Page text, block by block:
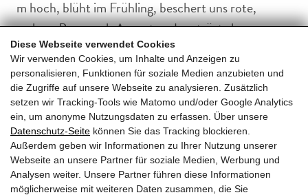
Diese Webseite verwendet Cookies
Wir verwenden Cookies, um Inhalte und Anzeigen zu
personalisieren, Funktionen für soziale Medien anzubieten und
die Zugriffe auf unsere Webseite zu analysieren. Zusätzlich
setzen wir Tracking-Tools wie Matomo und/oder Google Analytics
ein, um anonyme Nutzungsdaten zu erfassen. Über unsere
Datenschutz-Seite können Sie das Tracking blockieren.
Außerdem geben wir Informationen zu Ihrer Nutzung unserer
Webseite an unsere Partner für soziale Medien, Werbung und
Analysen weiter. Unsere Partner führen diese Informationen
möglicherweise mit weiteren Daten zusammen, die Sie
m hoch, blüht im Frühling, beschert uns rote,
essbare Beeren ab August und verträgt als
Unterpflanzung den Schattenwurf der Elsbeere
problemlos.
✅ DieVogelkirsche(Prunus avium) ist mit bis zu 20
m für die Elsbeere ein Pflanzpartner auf Augenhöhe
und läutet mit weißer, bienenfreundlicher
Blütenpracht im März den Frühling ein.